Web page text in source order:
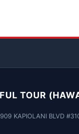
TOUR
KAPIOLANI BLVD